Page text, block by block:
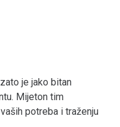
je jako bitan
Mijeton tim
potreba i traženju